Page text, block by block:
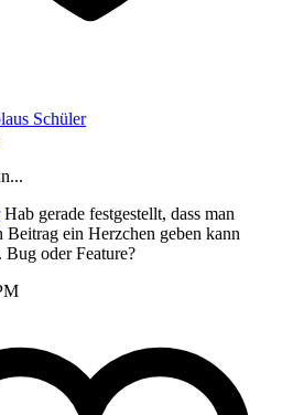
Hab gerade festgestellt, dass man
Beitrag ein Herzchen geben kann
oder Feature?